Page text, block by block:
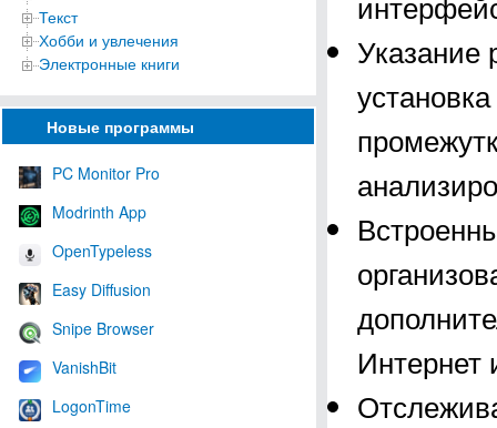
Текст
Хобби и увлечения
Электронные книги
Новые программы
PC Monitor Pro
Modrinth App
OpenTypeless
Easy Diffusion
Snipe Browser
VanishBit
LogonTime
Указание
Интернет